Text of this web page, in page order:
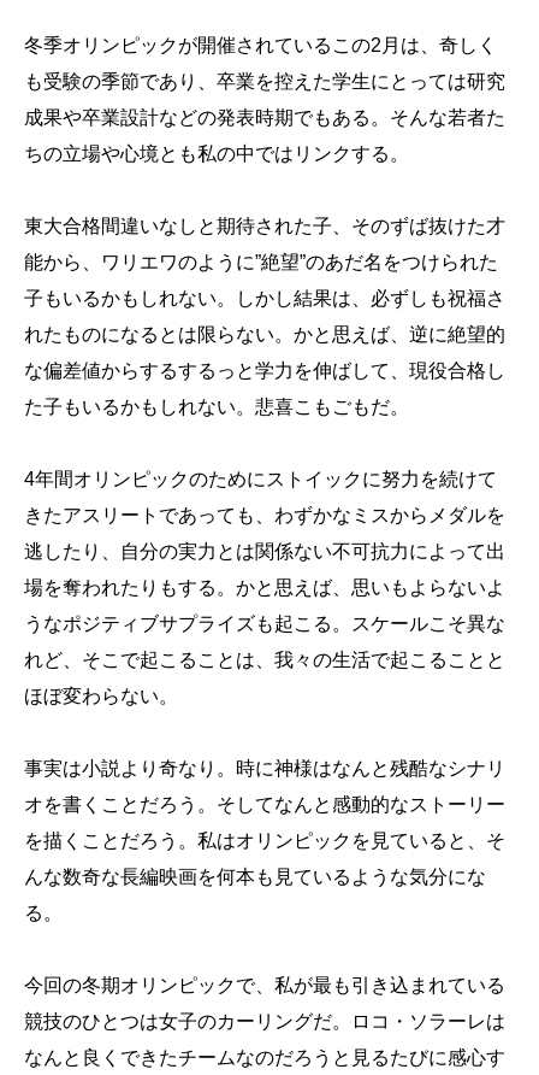
冬季オリンピックが開催されているこの2月は、奇しく
も受験の季節であり、卒業を控えた学生にとっては研究
成果や卒業設計などの発表時期でもある。そんな若者た
ちの立場や心境とも私の中ではリンクする。
東大合格間違いなしと期待された子、そのずば抜けた才
能から、ワリエワのように”絶望”のあだ名をつけられた
子もいるかもしれない。しかし結果は、必ずしも祝福さ
れたものになるとは限らない。かと思えば、逆に絶望的
な偏差値からするするっと学力を伸ばして、現役合格し
た子もいるかもしれない。悲喜こもごもだ。
4年間オリンピックのためにストイックに努力を続けて
きたアスリートであっても、わずかなミスからメダルを
逃したり、自分の実力とは関係ない不可抗力によって出
場を奪われたりもする。かと思えば、思いもよらないよ
うなポジティブサプライズも起こる。スケールこそ異な
れど、そこで起こることは、我々の生活で起こることと
ほぼ変わらない。
事実は小説より奇なり。時に神様はなんと残酷なシナリ
オを書くことだろう。そしてなんと感動的なストーリー
を描くことだろう。私はオリンピックを見ていると、そ
んな数奇な長編映画を何本も見ているような気分にな
る。
今回の冬期オリンピックで、私が最も引き込まれている
競技のひとつは女子のカーリングだ。ロコ・ソラーレは
なんと良くできたチームなのだろうと見るたびに感心す